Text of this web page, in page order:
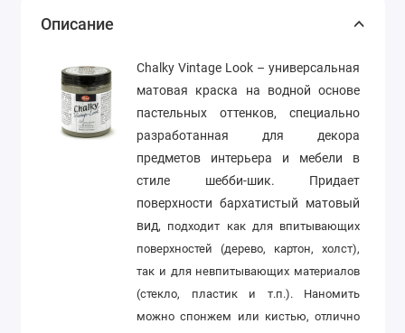
Описание
Chalky Vintage Look – универсальная
матовая краска на водной основе
пастельных оттенков, специально
разработанная для декора
предметов интерьера и мебели в
стиле шебби-шик. Придает
поверхности бархатистый матовый
вид, подходит как для впитывающих
поверхностей (дерево, картон, холст),
так и для невпитывающих материалов
(стекло, пластик и т.п.). Наномить
можно спонжем или кистью, отлично